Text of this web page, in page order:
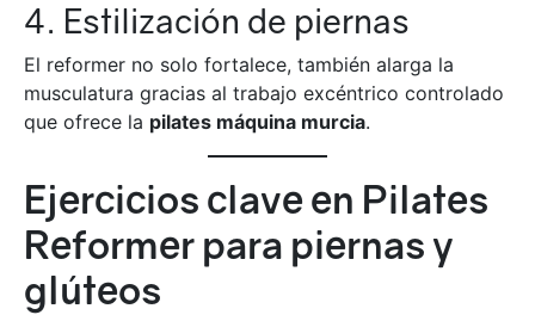
4. Estilización de piernas
El reformer no solo fortalece, también alarga la
musculatura gracias al trabajo excéntrico controlado
que ofrece la pilates máquina murcia.
Ejercicios clave en Pilates
Reformer para piernas y
glúteos